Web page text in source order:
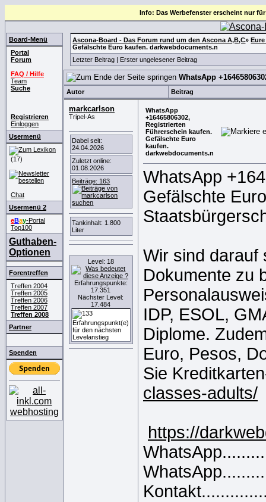
Info: Das Werbefenster erscheint nur
Board-Menü
Portal
Forum
FAQ / Hilfe
Team
Suche
Registrieren
Einloggen
Usermenü
(17)
Chat
Usermenü 2
eBay-Portal
Top100
Guthaben-
Optionen
Forentreffen
Treffen 2004
Treffen 2005
Treffen 2006
Treffen 2007
Treffen 2008
Partner
Spenden
Ascona-Board - Das Forum rund um den Ascona A,B,C»
Gefälschte Euro kaufen. darkwebdocuments.n
Letzter Beitrag
Erster ungelesener Beitrag
WhatsApp
Autor Beitrag
markcarlson
Tripel-As
Dabei seit:
24.04.2026
Zuletzt online:
01.08.2026
Beiträge: 163
Tankinhalt: 1.800
Liter
Level: 18
Erfahrungspunkte:
17.351
Nächster Level:
17.484
WhatsApp
+16465806302,
Registrierten
Führerschein kaufen.
Gefälschte Euro
kaufen.
darkwebdocuments.n
WhatsApp
Gefälschte
Wir sind darauf
Dokumente zu
IDP, ESOL,
Diplome.
Euro, Pesos,
Sie
classes-adults/
https://